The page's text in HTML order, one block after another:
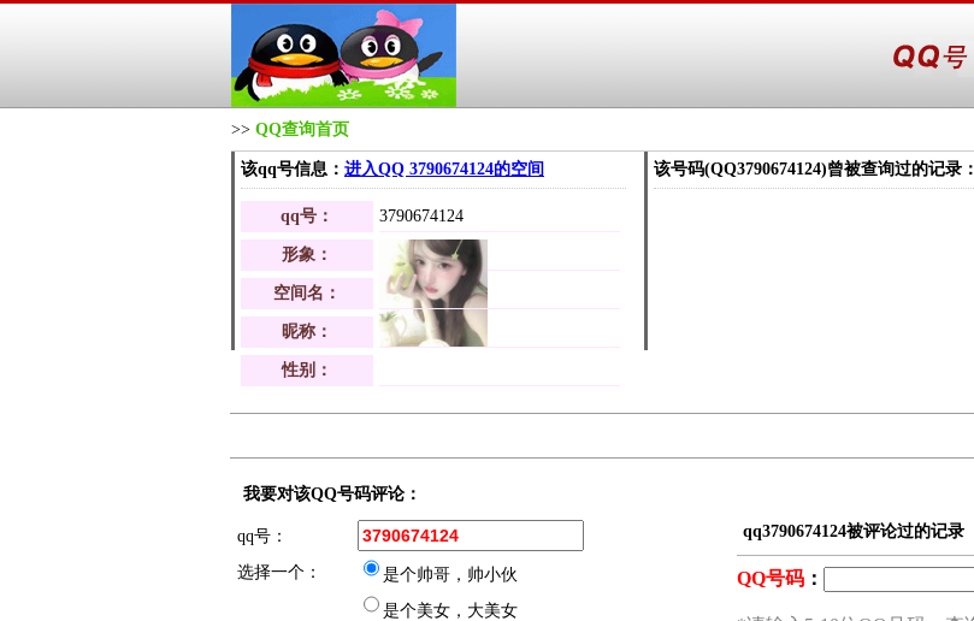
>> QQ查询首页
该qq号信息： 进入QQ 3790674124的空间
qq号： 3790674124
形象：
空间名：
昵称：
性别：
该号码(QQ3790674124)曾被查询过的记录：
我要对该QQ号码评论：
qq号：
选择一个：
是个帅哥，帅小伙
是个美女，大美女
qq3790674124被评论过的记录